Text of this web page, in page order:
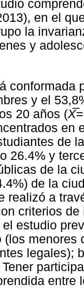
en el
la
y
conformada
y el
20 años (X
en
de
26.4% y
de la
de la
realizó a
criterios
estudio
(los menores
legales);
entre